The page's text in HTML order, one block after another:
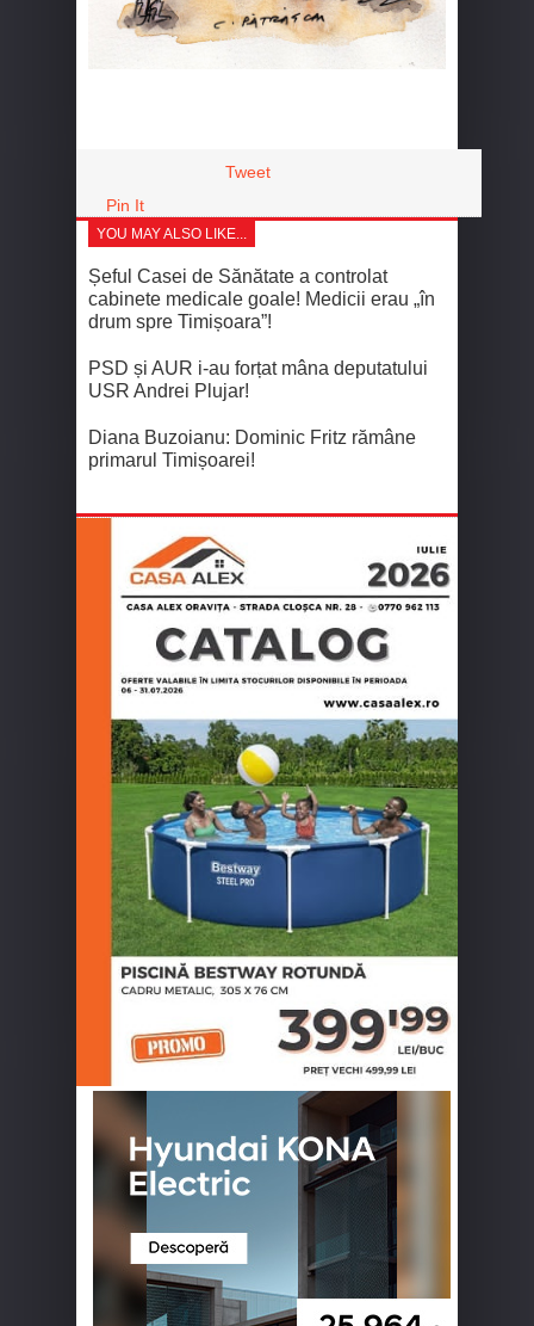
Tweet
Pin It
YOU MAY ALSO LIKE...
Șeful Casei de Sănătate a controlat
cabinete medicale goale! Medicii erau „în
drum spre Timișoara”!
PSD și AUR i-au forțat mâna deputatului
USR Andrei Plujar!
Diana Buzoianu: Dominic Fritz rămâne
primarul Timișoarei!